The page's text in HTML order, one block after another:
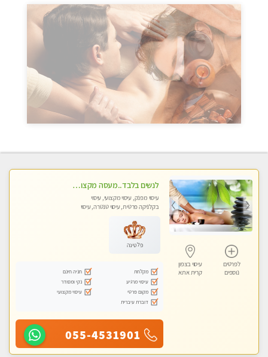
לפרטים
נוספים
עיסוי בצפון
קרית אתא
לנשים בלבד..מעסה מקצועי לנשים בלבד
עיסוי מפנק, עיסוי מקצועי, עיסוי
בקלניקה פרטית, עיסוי טנטרה, עיסוי
פלטינה
מקלחת
חניה חינם
עיסוי מרגיע
נקי ומסודר
מקום פרטי
עיסוי מקצועי
דוברת עיברית
055-4531901